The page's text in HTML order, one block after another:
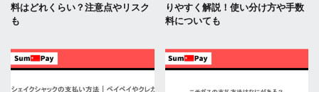
料はどれくらい？注意点やリスク
も
りやすく解説！使い分け方や手数
料についても